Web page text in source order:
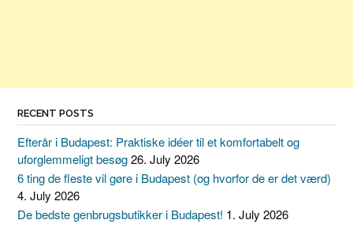
RECENT POSTS
Efterår i Budapest: Praktiske idéer til et komfortabelt og
uforglemmeligt besøg26. July 2026
6 ting de fleste vil gøre i Budapest (og hvorfor de er det værd)
4. July 2026
De bedste genbrugsbutikker i Budapest! 1. July 2026